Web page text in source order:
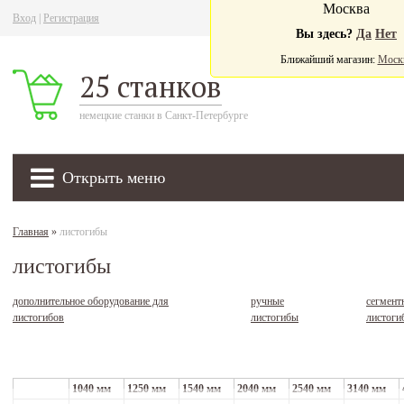
Вход Регистрация
25 станков
немецкие станки в Санкт-Петербурге
Открыть меню
Москва
Вы здесь? Да Нет
Ближайший магазин:
Главная » листогибы
листогибы
дополнительное оборудование для
листогибов
ручные
листогибы
1040 мм 1250 мм 1540 мм 2040 мм 2540 мм 3140 мм